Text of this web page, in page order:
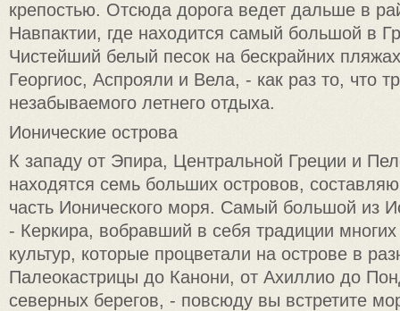
крепостью. Отсюда дорога ведет дальше в
Навпактии, где находится самый большой в
Чистейший белый песок на бескрайних
Георгиос, Аспрояли и Вела, - как раз то, что
незабываемого летнего отдыха.
Ионические острова
К западу от Эпира, Центральной Греции и
находятся семь больших островов,
часть Ионического моря. Самый большой из
- Керкира, вобравший в себя традиции
культур, которые процветали на острове в
Палеокастрицы до Канони, от Ахиллио до
северных берегов, - повсюду вы встретите